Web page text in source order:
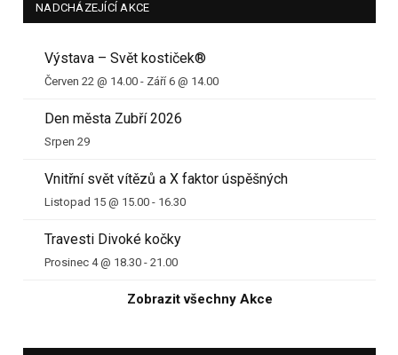
NADCHÁZEJÍCÍ AKCE
Výstava – Svět kostiček®
Červen 22 @ 14.00 - Září 6 @ 14.00
Den města Zubří 2026
Srpen 29
Vnitřní svět vítězů a X faktor úspěšných
Listopad 15 @ 15.00 - 16.30
Travesti Divoké kočky
Prosinec 4 @ 18.30 - 21.00
Zobrazit všechny Akce